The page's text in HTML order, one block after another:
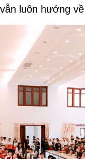
luôn hướng